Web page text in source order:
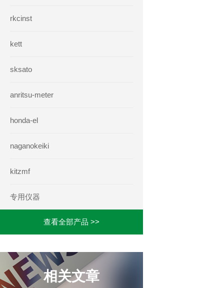
rkcinst
kett
sksato
anritsu-meter
honda-el
naganokeiki
kitzmf
专用仪器
查看全部产品 >>
相关文章